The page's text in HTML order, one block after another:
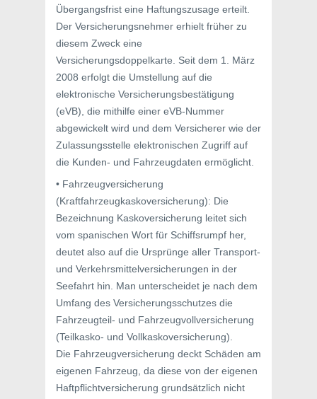
Übergangsfrist eine Haftungszusage erteilt.
Der Versicherungsnehmer erhielt früher zu
diesem Zweck eine
Versicherungsdoppelkarte. Seit dem 1. März
2008 erfolgt die Umstellung auf die
elektronische Versicherungsbestätigung
(eVB), die mithilfe einer eVB-Nummer
abgewickelt wird und dem Versicherer wie der
Zulassungsstelle elektronischen Zugriff auf
die Kunden- und Fahrzeugdaten ermöglicht.
• Fahrzeugversicherung
(Kraftfahrzeugkaskoversicherung): Die
Bezeichnung Kaskoversicherung leitet sich
vom spanischen Wort für Schiffsrumpf her,
deutet also auf die Ursprünge aller Transport-
und Verkehrsmittelversicherungen in der
Seefahrt hin. Man unterscheidet je nach dem
Umfang des Versicherungsschutzes die
Fahrzeugteil- und Fahrzeugvollversicherung
(Teilkasko- und Vollkaskoversicherung).
Die Fahrzeugversicherung deckt Schäden am
eigenen Fahrzeug, da diese von der eigenen
Haftpflichtversicherung grundsätzlich nicht